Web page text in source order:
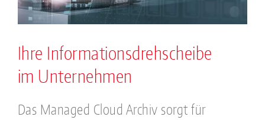
Ihre Informationsdrehscheibe
im Unternehmen
Das Managed Cloud Archiv sorgt für